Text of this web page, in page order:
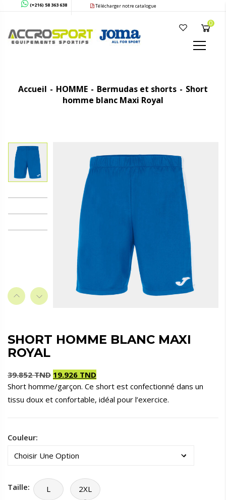
(+216) 58 363 638 Télécharger notre catalogue
0
Accueil HOMME Bermudas et shorts
Short
homme blanc Maxi Royal
SHORT HOMME BLANC MAXI
ROYAL
39.852TND
Le
prix
19.926 TND
Le
prix
Short homme/garçon. Ce short est confectionné dans un
tissu doux et confortable, idéal pour l’exercice.
Couleur:
Taille: L
2XL